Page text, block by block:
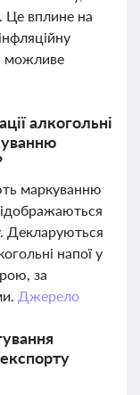
Це вплине на
можливе
алкогольні
маркуванню
Декларуються
напої у
за
Джерело